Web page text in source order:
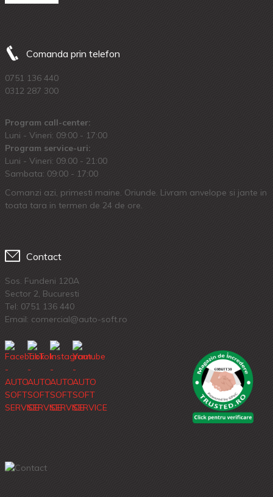
Comanda prin telefon
0751 136 440
0312 287 300
Program call-center:
Luni - Vineri: 09:00 - 17:00
Program service-uri:
Luni - Vineri: 09.00 - 21:00
Sambata: 09:00 - 17:00
Comanzi azi, primesti maine. Oriunde. Livram anvelope si jante in
toata tara in termen de 24 de ore.
Contact
Sos. Fundeni 120A
Sector 2, Bucuresti
Tel: 0751 136 440
Email: comercial@auto-soft.ro